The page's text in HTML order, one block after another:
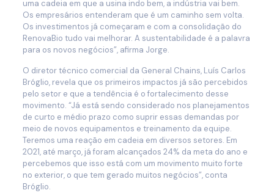
uma cadeia em que a usina indo bem, a indústria vai bem.
Os empresários entenderam que é um caminho sem volta.
Os investimentos já começaram e com a consolidação do
RenovaBio tudo vai melhorar. A sustentabilidade é a palavra
para os novos negócios”, afirma Jorge.
O diretor técnico comercial da General Chains, Luís Carlos
Bróglio, revela que os primeiros impactos já são percebidos
pelo setor e que a tendência é o fortalecimento desse
movimento. “Já está sendo considerado nos planejamentos
de curto e médio prazo como suprir essas demandas por
meio de novos equipamentos e treinamento da equipe.
Teremos uma reação em cadeia em diversos setores. Em
2021, até março, já foram alcançados 24% da meta do ano e
percebemos que isso está com um movimento muito forte
no exterior, o que tem gerado muitos negócios”, conta
Bróglio.